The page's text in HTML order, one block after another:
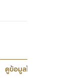
ดูข้อมูลโครงการ